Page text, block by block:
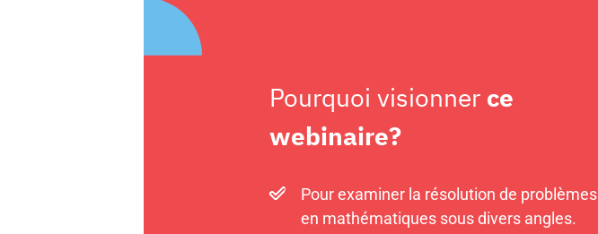
Pourquoi visionner ce
webinaire?
Pour examiner la résolution de problèmes
en mathématiques sous divers angles.